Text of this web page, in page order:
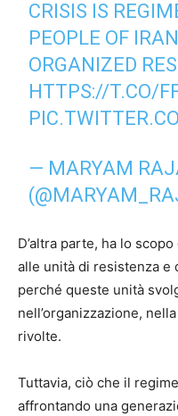
CRISIS IS
PEOPLE OF
ORGANIZED
HTTPS://T.CO/
— MARYAM
D’altra parte, ha lo
alle unità di resistenza e
perché queste unità
nell’organizzazione,
rivolte.
Tuttavia, ciò che il
affrontando una